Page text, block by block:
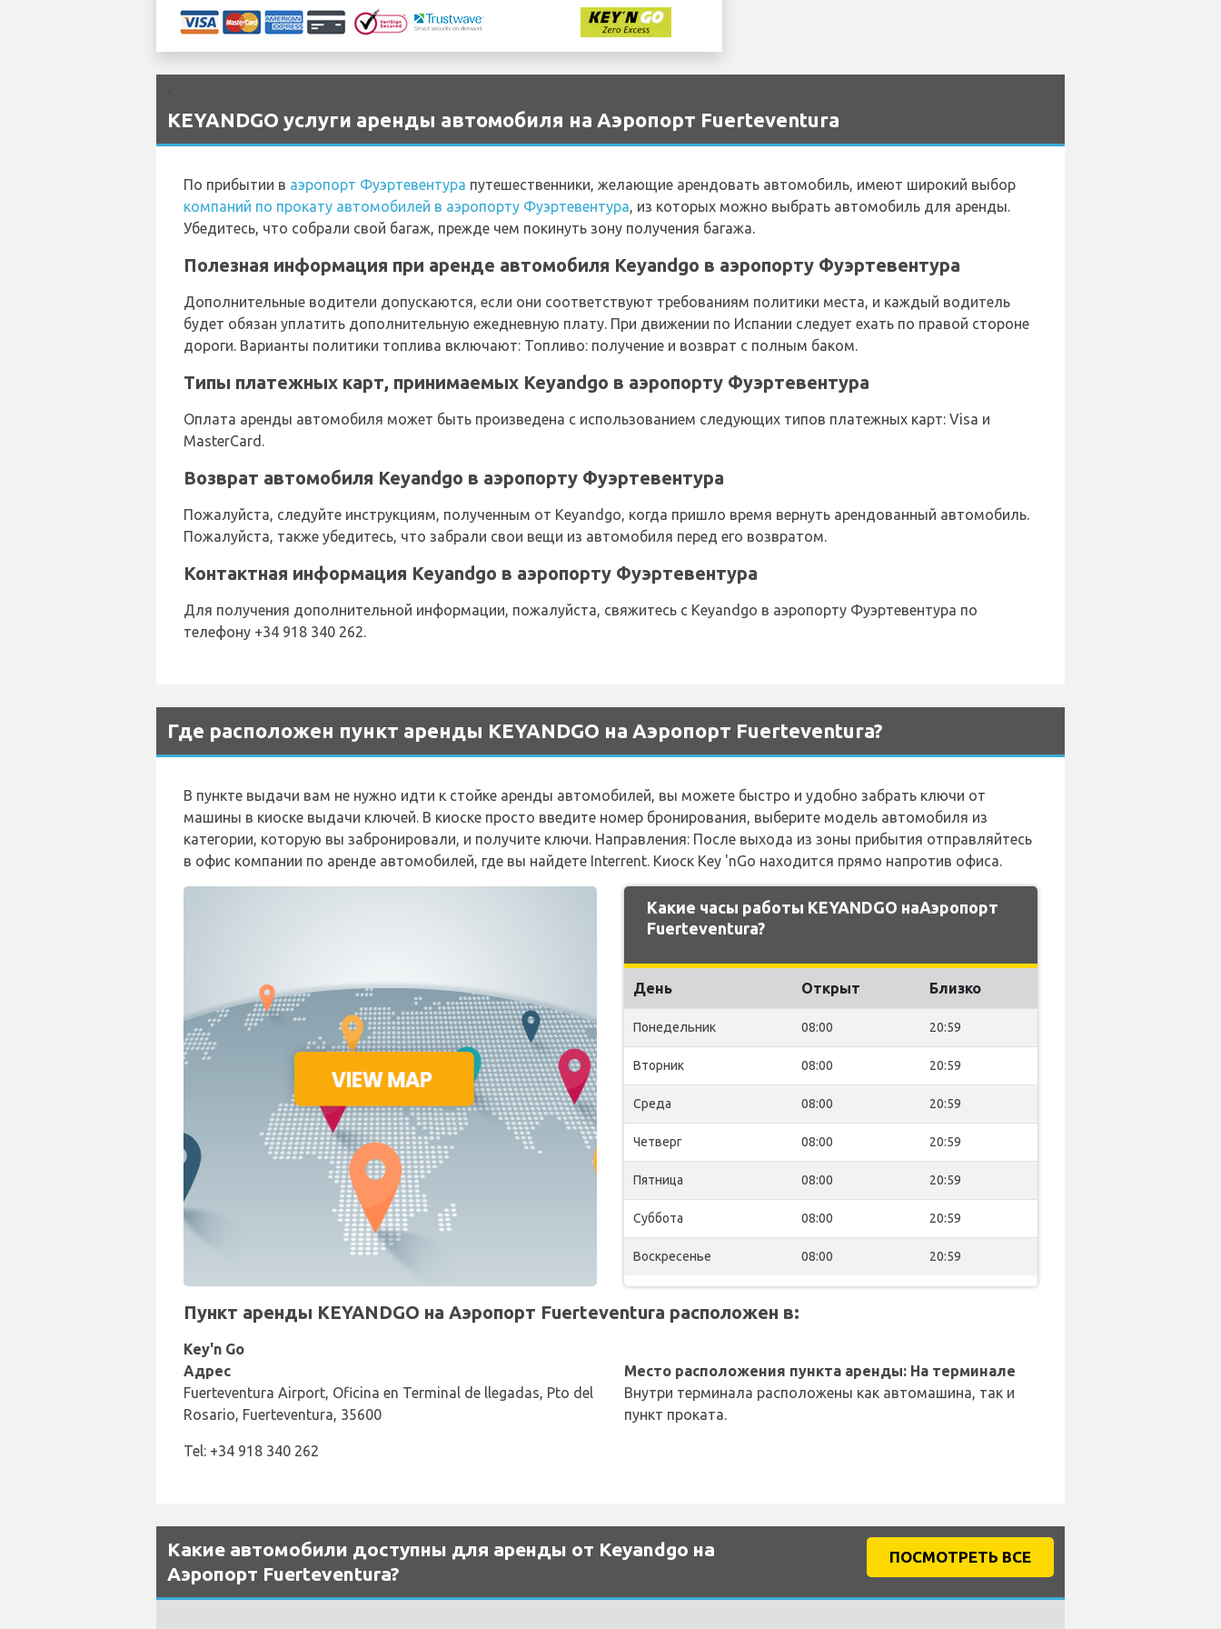
KEYANDGO услуги аренды автомобиля на Аэропорт Fuerteventura
По прибытии в аэропорт Фуэртевентура путешественники, желающие арендовать автомобиль, имеют широкий выбор
компаний по прокату автомобилей в аэропорту Фуэртевентура, из которых можно выбрать автомобиль для аренды.
Убедитесь, что собрали свой багаж, прежде чем покинуть зону получения багажа.
Полезная информация при аренде автомобиля Keyandgo в аэропорту Фуэртевентура
Дополнительные водители допускаются, если они соответствуют требованиям политики места, и каждый водитель
будет обязан уплатить дополнительную ежедневную плату. При движении по Испании следует ехать по правой стороне
дороги. Варианты политики топлива включают: Топливо: получение и возврат с полным баком.
Типы платежных карт, принимаемых Keyandgo в аэропорту Фуэртевентура
Оплата аренды автомобиля может быть произведена с использованием следующих типов платежных карт: Visa и
MasterCard.
Возврат автомобиля Keyandgo в аэропорту Фуэртевентура
Пожалуйста, следуйте инструкциям, полученным от Keyandgo, когда пришло время вернуть арендованный автомобиль.
Пожалуйста, также убедитесь, что забрали свои вещи из автомобиля перед его возвратом.
Контактная информация Keyandgo в аэропорту Фуэртевентура
Для получения дополнительной информации, пожалуйста, свяжитесь с Keyandgo в аэропорту Фуэртевентура по
телефону +34 918 340 262.
Где расположен пункт аренды KEYANDGO на Аэропорт Fuerteventura?
В пункте выдачи вам не нужно идти к стойке аренды автомобилей, вы можете быстро и удобно забрать ключи от
машины в киоске выдачи ключей. В киоске просто введите номер бронирования, выберите модель автомобиля из
категории, которую вы забронировали, и получите ключи. Направления: После выхода из зоны прибытия отправляйтесь
в офис компании по аренде автомобилей, где вы найдете Interrent. Киоск Key 'nGo находится прямо напротив офиса.
Какие часы работы KEYANDGO наАэропорт
Fuerteventura?
День Открыт Близко
Понедельник 08:00 20:59
Вторник 08:00 20:59
Среда 08:00 20:59
Четверг 08:00 20:59
Пятница 08:00 20:59
Суббота 08:00 20:59
Воскресенье 08:00 20:59
Пункт аренды KEYANDGO на Аэропорт Fuerteventura расположен в:
Key'n Go
Адрес
Fuerteventura Airport, Oficina en Terminal de llegadas, Pto del
Rosario, Fuerteventura, 35600
Tel: +34 918 340 262
Место расположения пункта аренды: На терминале
Внутри терминала расположены как автомашина, так и
пункт проката.
Какие автомобили доступны для аренды от Keyandgo на
Аэропорт Fuerteventura?
ПОСМОТРЕТЬ ВСЕ